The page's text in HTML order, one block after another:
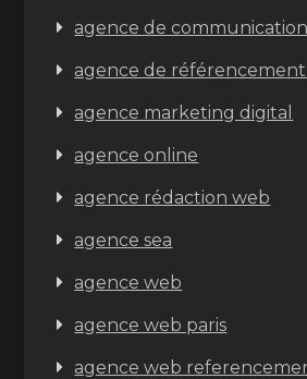
agence de communication
agence de
agence marketing digital
agence online
agence rédaction web
agence sea
agence web
agence web paris
agence web